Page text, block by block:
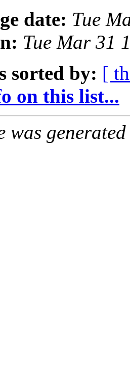
date: Tue
Tue Mar 31
sorted by: [
on this list...
was